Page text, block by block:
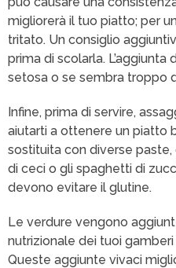
migliorerà il tuo piatto; per
tritato. Un consiglio
prima di scolarla.
setosa o se sembra troppo
Infine, prima di servire,
aiutarti a ottenere un piatto
sostituita con diverse
di ceci o gli spaghetti di
devono evitare il glutine.
Le verdure vengono
nutrizionale dei tuoi
Queste aggiunte vivaci